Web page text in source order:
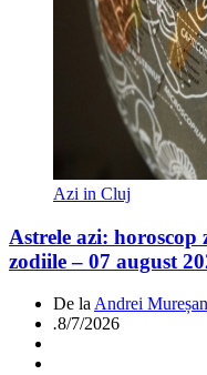
Azi in Cluj
Astrele azi:
zodiile – 07 august
De la Andrei Mureșan
.8/7/2026